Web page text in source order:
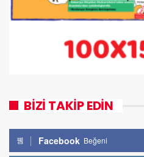
BİZİ TAKİP EDİN
Facebook Beğeni